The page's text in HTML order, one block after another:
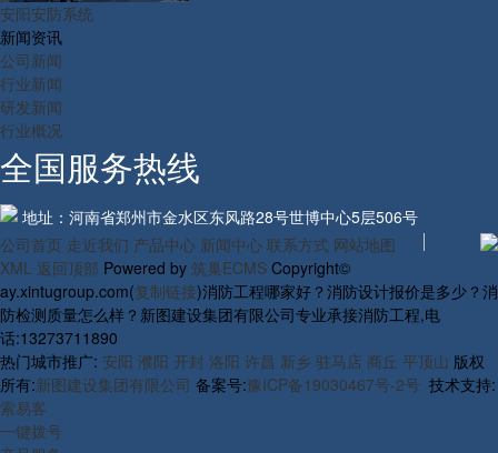
安阳安防系统
新闻资讯
公司新闻
行业新闻
研发新闻
行业概况
全国服务热线
地址：河南省郑州市金水区东风路28号世博中心5层506号
公司首页 走近我们 产品中心 新闻中心 联系方式 网站地图
XML 返回顶部 Powered by 筑巢ECMS Copyright©
ay.xintugroup.com(复制链接)消防工程哪家好？消防设计报价是多少？消
防检测质量怎么样？新图建设集团有限公司专业承接消防工程,电
话:13273711890
热门城市推广: 安阳 濮阳 开封 洛阳 许昌 新乡 驻马店 商丘 平顶山 版权
所有:新图建设集团有限公司 备案号:豫ICP备19030467号-2号 技术支持:
索易客
一键拨号